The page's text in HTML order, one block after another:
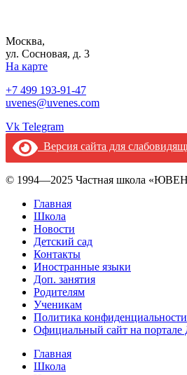
Москва,
ул. Сосновая, д. 3
На карте
+7 499 193-91-47
uvenes@uvenes.com
Vk Telegram
Версия сайта для
© 1994—2025 Частная школа
Главная
Школа
Новости
Детский сад
Контакты
Иностранные языки
Доп. занятия
Родителям
Ученикам
Политика конфиденциальности
Официальный сайт на
Главная
Школа